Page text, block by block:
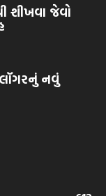
શીખવા જેવો
નવું